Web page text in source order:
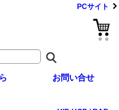
PCサイト
お問い合せ